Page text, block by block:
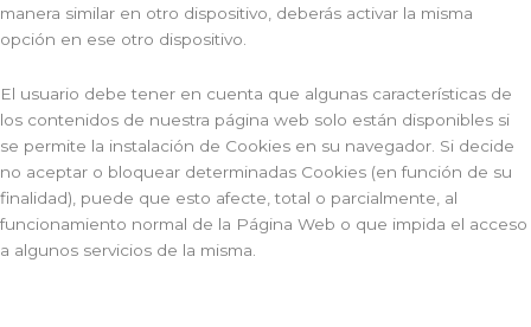
manera similar en otro dispositivo, deberás activar la misma
opción en ese otro dispositivo.
El usuario debe tener en cuenta que algunas características de
los contenidos de nuestra página web solo están disponibles si
se permite la instalación de Cookies en su navegador. Si decide
no aceptar o bloquear determinadas Cookies (en función de su
finalidad), puede que esto afecte, total o parcialmente, al
funcionamiento normal de la Página Web o que impida el acceso
a algunos servicios de la misma.